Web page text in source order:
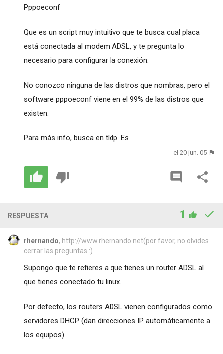
Pppoeconf
Que es un script muy intuitivo que te busca cual placa
está conectada al modem ADSL, y te pregunta lo
necesario para configurar la conexión.
No conozco ninguna de las distros que nombras, pero el
software pppoeconf viene en el 99% de las distros que
existen.
Para más info, busca en tldp. Es
el 20 jun. 05
RESPUESTA 1
rhernando, http://www.rhernando.net(por favor, no olvides
cerrar las preguntas :)
Supongo que te refieres a que tienes un router ADSL al
que tienes conectado tu linux.
Por defecto, los routers ADSL vienen configurados como
servidores DHCP (dan direcciones IP automáticamente a
los equipos).